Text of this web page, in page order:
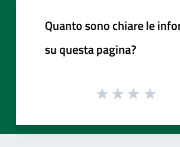
Quanto sono chiare le
su questa pagina?